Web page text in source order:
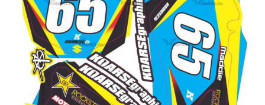
несколько
вариаций.
Опции
можно
выбрать
странице